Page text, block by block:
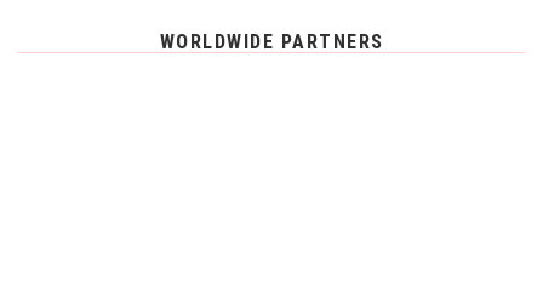
WORLDWIDE PARTNERS